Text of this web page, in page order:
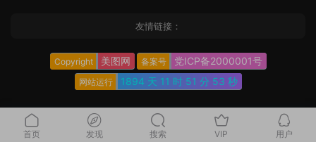
友情链接：
Copyright 美图网 备案号 党ICP备2000001号
网站运行 1894 天 11 时 51 分 55 秒
首页 发现 搜索 VIP 用户